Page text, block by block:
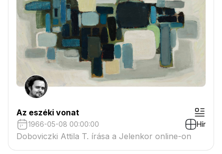
Az eszéki vonat
1966-05-08 00:00:00 Hír
Doboviczki Attila T. írása a Jelenkor online-on